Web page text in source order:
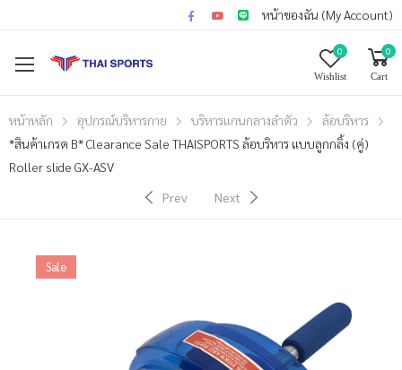
หน้าของฉัน (My Account)
0
Wishlist
0
Cart
หน้าหลัก อุปกรณ์บริหารกาย บริหารแกนกลางลำตัว
ล้อบริหาร
*สินค้าเกรด B* Clearance Sale THAISPORTS ล้อบริหาร แบบลูกกลิ้ง (คู่)
Roller slide GX-ASV
Prev
Next
Sale